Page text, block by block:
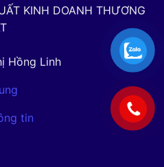
KINH DOANH THƯƠNG
Hồng Linh
tin